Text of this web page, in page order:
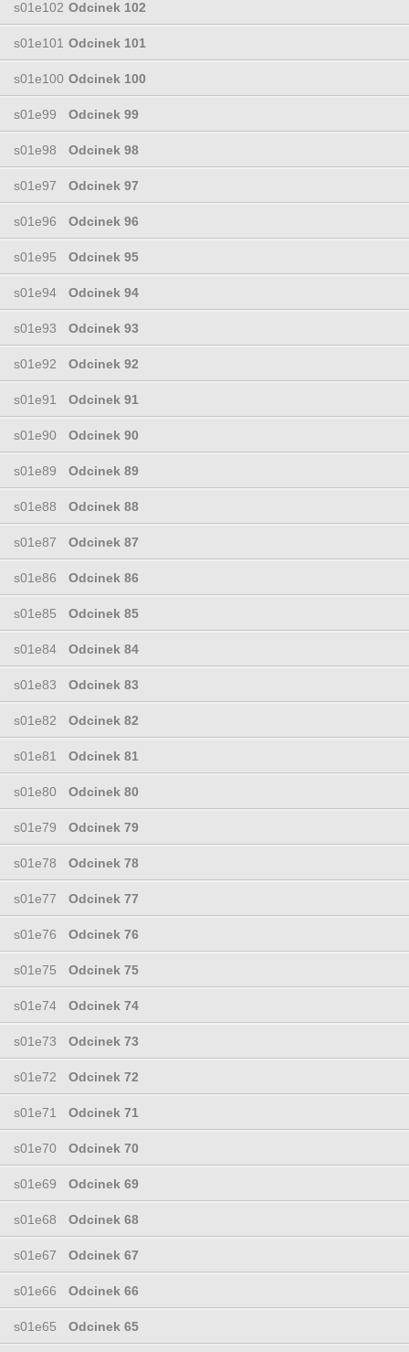
s01e102 Odcinek 102
s01e101 Odcinek 101
s01e100 Odcinek 100
s01e99 Odcinek 99
s01e98 Odcinek 98
s01e97 Odcinek 97
s01e96 Odcinek 96
s01e95 Odcinek 95
s01e94 Odcinek 94
s01e93 Odcinek 93
s01e92 Odcinek 92
s01e91 Odcinek 91
s01e90 Odcinek 90
s01e89 Odcinek 89
s01e88 Odcinek 88
s01e87 Odcinek 87
s01e86 Odcinek 86
s01e85 Odcinek 85
s01e84 Odcinek 84
s01e83 Odcinek 83
s01e82 Odcinek 82
s01e81 Odcinek 81
s01e80 Odcinek 80
s01e79 Odcinek 79
s01e78 Odcinek 78
s01e77 Odcinek 77
s01e76 Odcinek 76
s01e75 Odcinek 75
s01e74 Odcinek 74
s01e73 Odcinek 73
s01e72 Odcinek 72
s01e71 Odcinek 71
s01e70 Odcinek 70
s01e69 Odcinek 69
s01e68 Odcinek 68
s01e67 Odcinek 67
s01e66 Odcinek 66
s01e65 Odcinek 65